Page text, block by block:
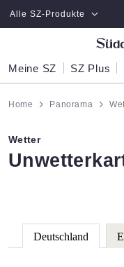
Zum Hauptinhalt springen
Alle SZ-Produkte
Meine SZ SZ Plus
Home Panorama
Wetter
:
Deutschland